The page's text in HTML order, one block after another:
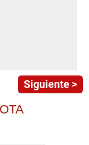
Siguiente >